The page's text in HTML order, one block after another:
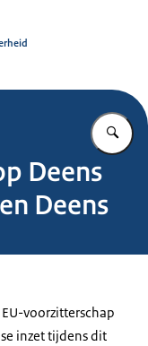
Deens
Deens
voorzitterschap
inzet tijdens dit